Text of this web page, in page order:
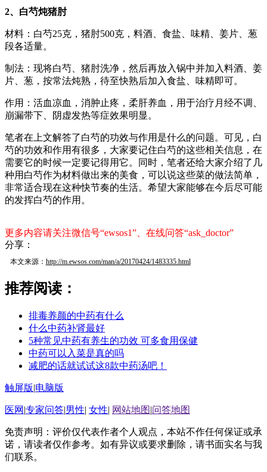
2、白芍炖猪肘
材料：白芍25克，猪肘500克，料酒、食盐、味精、姜片、葱
段各适量。
制法：现将白芍、猪肘洗净，然后再放入锅中并加入料酒、姜
片、葱，按常法炖熟，待至快熟后加入食盐、味精即可。
作用：活血凉血，消肿止疼，柔肝养血，用于治疗月经不调、
崩漏带下、阴虚发热等症效果明显。
笔者在上文解答了白芍的功效与作用是什么的问题。可见，白
芍的功效和作用有很多，大家要记住白芍的这些相关信息，在
需要它的时候一定要记得用它。同时，笔者还给大家介绍了几
种用白芍作为材料做出来的美食，可以说这些菜的做法简单，
非常适合现在这种快节奏的生活。希望大家能够在今后尽可能
的发挥白芍的作用。
更多内容请关注微信号“ewsos1”、在线问答“ask_doctor”
分享：
本文来源： http://m.ewsos.com/man/a/20170424/1483335.html
推荐阅读：
排毒养颜的中药有什么
什么中药补肾最好
5种常见中药有养生的功效 可多食用保健
中药可以入菜是真的吗
减肥的话就试试这8款中药汤吧！
触屏版|电脑版
医网 |专家问答|男性| 女性| 网站地图 |问答地图
免责声明：评价仅代表作者个人观点，本站不作任何保证或承
诺，请读者仅作参考。如有异议或要求删除，请书面实名与我
们联系。